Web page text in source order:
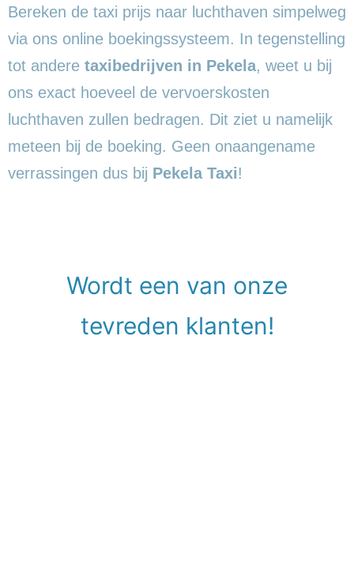
Bereken de taxi prijs naar luchthaven simpelweg
via ons online boekingssysteem. In tegenstelling
tot andere taxibedrijven in Pekela, weet u bij
ons exact hoeveel de vervoerskosten
luchthaven zullen bedragen. Dit ziet u namelijk
meteen bij de boeking. Geen onaangename
verrassingen dus bij Pekela Taxi!
Wordt een van onze
tevreden klanten!